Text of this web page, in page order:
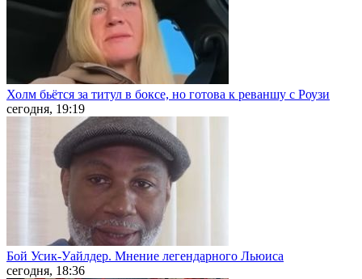
Холм бьётся за титул в боксе, но готова к реваншу с Роузи
сегодня, 19:19
Бой Усик-Уайлдер. Мнение легендарного Льюиса
сегодня, 18:36